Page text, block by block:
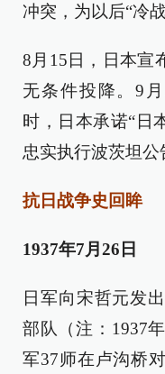
冲突，为以后“冷
8月15日，日本宣
无条件投降。9
时，日本承诺“日
忠实执行波茨坦公
抗日战争史回眸
1937年7月26日
日军向宋哲元发
部队（注：1937
军37师在卢沟桥